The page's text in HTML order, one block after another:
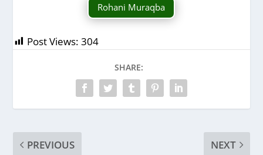
Rohani Muraqba
Post Views: 304
SHARE:
PREVIOUS NEXT